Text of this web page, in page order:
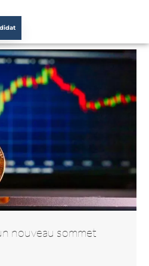
nouveau sommet